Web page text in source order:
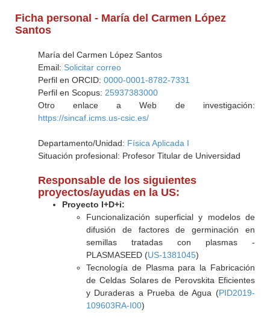
Ficha personal - María del Carmen López
Santos
María del Carmen López Santos
Email: Solicitar correo
Perfil en ORCID: 0000-0001-8782-7331
Perfil en Scopus: 25937383000
Otro enlace a Web de investigación:
https://sincaf.icms.us-csic.es/
Departamento/Unidad: Física Aplicada I
Situación profesional: Profesor Titular de Universidad
Responsable de los siguientes
proyectos/ayudas en la US:
Proyecto I+D+i:
Funcionalización superficial y modelos de
difusión de factores de germinación en
semillas tratadas con plasmas -
PLASMASEED (US-1381045)
Tecnología de Plasma para la Fabricación
de Celdas Solares de Perovskita Eficientes
y Duraderas a Prueba de Agua (PID2019-
109603RA-I00)